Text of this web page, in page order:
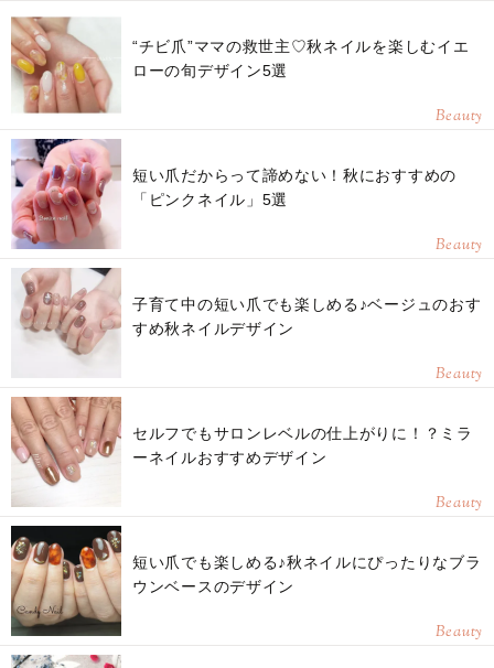
“チビ爪”ママの救世主♡秋ネイルを楽しむイエ
ローの旬デザイン5選
Beauty
短い爪だからって諦めない！秋におすすめの
「ピンクネイル」5選
Beauty
子育て中の短い爪でも楽しめる♪ベージュのおす
すめ秋ネイルデザイン
Beauty
セルフでもサロンレベルの仕上がりに！？ミラ
ーネイルおすすめデザイン
Beauty
短い爪でも楽しめる♪秋ネイルにぴったりなブラ
ウンベースのデザイン
Beauty